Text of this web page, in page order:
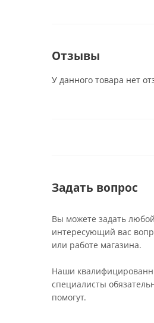
Отзывы
У данного товара нет
Задать вопрос
Вы можете задать любой
интересующий вас
или работе магазина.
Наши
специалисты
помогут.